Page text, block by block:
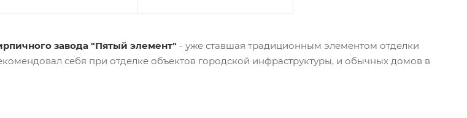
завода "Пятый элемент" - уже ставшая традиционным элементом отделки
себя при отделке объектов городской инфраструктуры, и обычных домов в